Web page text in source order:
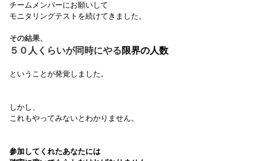
チームメンバーにお願いして
モニタリングテストを続けてきました。
その結果、
５０人くらいが同時にやる限界の人数
ということが発覚しました。
しかし、
これもやってみないとわかりません。
参加してくれたあなたには